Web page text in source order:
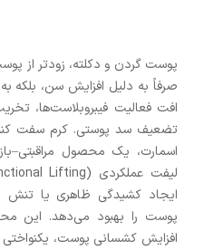
پوست گردن و دکلته، زودتر از
صرفاً به ‌دلیل افزایش سن، بلکه
افت فعالیت فیبروبلاست‌ها،
تضعیف سد پوستی. کرم سفت‌
اسمارت، یک محصول
ایجاد کشیدگی ظاهری یا تنش
پوست را بهبود می‌دهد. این
افزایش کشسانی پوست،